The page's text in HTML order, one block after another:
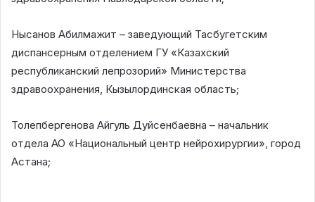
Нысанов Абилмажит – заведующий Тасбугетским
диспансерным отделением ГУ «Казахский
республиканский лепрозорий» Министерства
здравоохранения, Кызылординская область;
Толепбергенова Айгуль Дуйсенбаевна – начальник
отдела АО «Национальный центр нейрохирургии», город
Астана;